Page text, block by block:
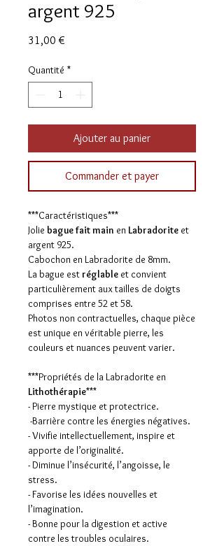
argent 925
31,00 €
Quantité *
Ajouter au panier
Commander et payer
***Caractéristiques***
Jolie bague fait main en Labradorite et
argent 925.
Cabochon en Labradorite de 8mm.
La bague est réglable et convient
particulièrement aux tailles de doigts
comprises entre 52 et 58.
Photos non contractuelles, chaque pièce
est unique en véritable pierre, les
couleurs et nuances peuvent varier.
***Propriétés de la Labradorite en
Lithothérapie***
- Pierre mystique et protectrice.
-Barrière contre les énergies négatives.
- Vivifie intellectuellement, inspire et
apporte de l’originalité.
- Diminue l’insécurité, l’angoisse, le
stress.
- Favorise les idées nouvelles et
l’imagination.
- Bonne pour la digestion et active
contre les troubles oculaires.